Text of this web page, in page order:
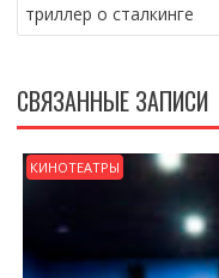
триллер о сталкинге
СВЯЗАННЫЕ ЗАПИСИ
КИНОТЕАТРЫ